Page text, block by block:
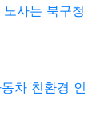
사는 북구청
차 친환경 인